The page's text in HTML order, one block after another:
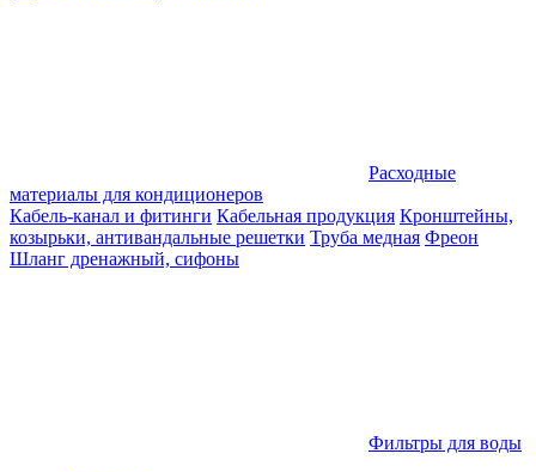
Расходные
материалы для кондиционеров
Кабель-канал и фитинги Кабельная продукция Кронштейны,
козырьки, антивандальные решетки Труба медная Фреон
Шланг дренажный, сифоны
Фильтры для воды